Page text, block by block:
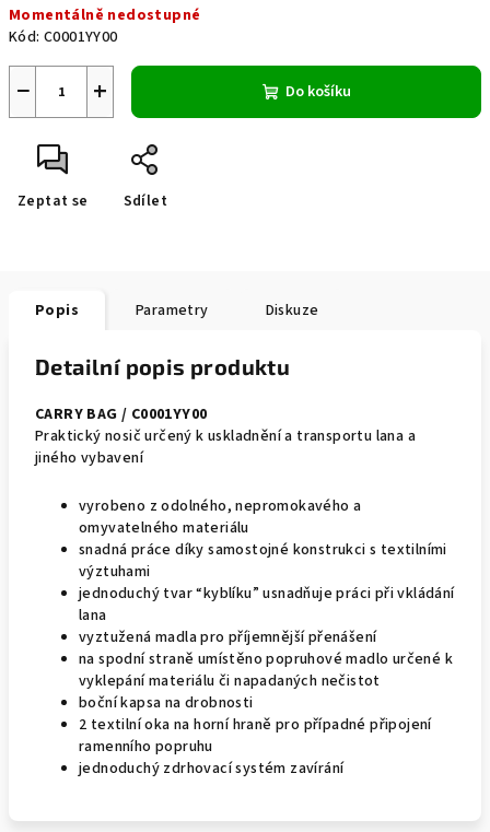
cena:
Momentálně nedostupné
Kód: C0001YY00
+
− Do košíku
Zeptat se Sdílet
Popis Parametry Diskuze
Detailní popis produktu
CARRY BAG / C0001YY00
Praktický nosič určený k uskladnění a transportu lana a
jiného vybavení
vyrobeno z odolného, nepromokavého a
omyvatelného materiálu
snadná práce díky samostojné konstrukci s textilními
výztuhami
jednoduchý tvar “kyblíku” usnadňuje práci při vkládání
lana
vyztužená madla pro příjemnější přenášení
na spodní straně umístěno popruhové madlo určené k
vyklepání materiálu či napadaných nečistot
boční kapsa na drobnosti
2 textilní oka na horní hraně pro případné připojení
ramenního popruhu
jednoduchý zdrhovací systém zavírání